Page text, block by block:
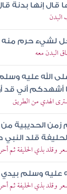
قال إنها بدنة قال
لشيء حرم
البدن معه
الله عليه
أشهدكم أني قد
الهدي من الطريق
زمن الحديبية
قلد
بذي الحليفة ثم
عليه وسلم
بذي الحليفة ثم